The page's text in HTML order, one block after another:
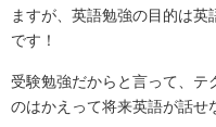
ますが、英語勉強の目的は
です！
受験勉強だからと言って、テ
のはかえって将来英語が話せ